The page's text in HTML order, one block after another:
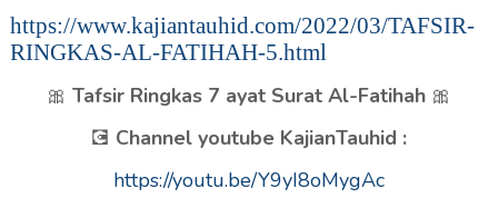
https://www.kajiantauhid.com/2022/03/TAFSIR-
RINGKAS-AL-FATIHAH-5.html
🎀 Tafsir Ringkas 7 ayat Surat Al-Fatihah🎀
💽 Channel youtube KajianTauhid :
https://youtu.be/Y9yI8oMygAc